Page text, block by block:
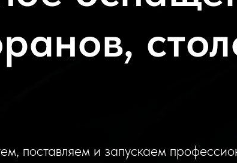
поставляем и запускаем